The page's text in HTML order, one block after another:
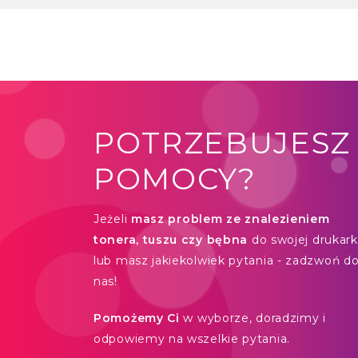
POTRZEBUJESZ
POMOCY?
Jeżeli masz problem ze znalezieniem
tonera, tuszu czy bębna do swojej
lub masz jakiekolwiek pytania - zadzwoń
nas!
Pomożemy Ci w wyborze, doradzimy i
odpowiemy na wszelkie pytania.